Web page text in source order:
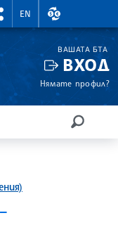
RIGHTMENU.SOCIAL
EN
ВАЛУТНИ
ВАШАТА БТА
ВХОД
Нямате профил?